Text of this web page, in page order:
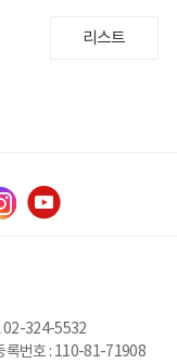
리스트
02-324-5532
록번호 : 110-81-71908